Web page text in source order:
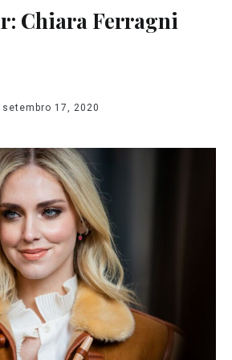
Chiara Ferragni
setembro 17, 2020